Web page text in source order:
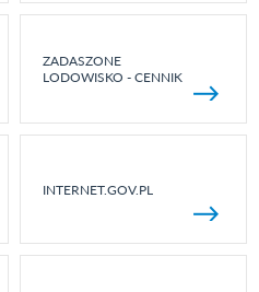
ZADASZONE
LODOWISKO - CENNIK
INTERNET.GOV.PL